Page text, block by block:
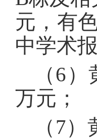
元，有
中学术
（6
万元；
（7